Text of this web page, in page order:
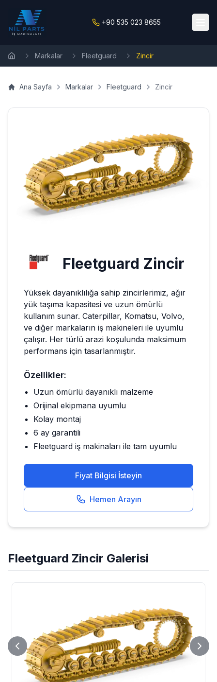
+90 535 023 8655
Markalar Fleetguard Zincir
Ana Sayfa Markalar Fleetguard Zincir
Fleetguard Zincir
Yüksek dayanıklılığa sahip zincirlerimiz, ağır
yük taşıma kapasitesi ve uzun ömürlü
kullanım sunar. Caterpillar, Komatsu, Volvo,
ve diğer markaların iş makineleri ile uyumlu
çalışır. Her türlü arazi koşulunda maksimum
performans için tasarlanmıştır.
Özellikler:
Uzun ömürlü dayanıklı malzeme
Orijinal ekipmana uyumlu
Kolay montaj
6 ay garantili
Fleetguard iş makinaları ile tam uyumlu
Fiyat Bilgisi İsteyin
Hemen Arayın
Fleetguard Zincir Galerisi